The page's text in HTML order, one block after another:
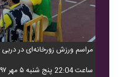
مراسم ورزش زورخانه‌ای در دربی ۸۸
ساعت 22:04 پنج شنبه ۵ مهر ۱۳۹۷